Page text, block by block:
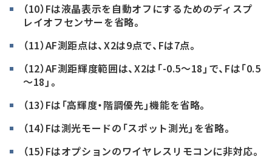
（10）Fは液晶表示を自動オフにするためのディスプ
レイオフセンサーを省略。
（11）AF測距点は、X2は9点で、Fは7点。
（12）AF測距輝度範囲は、X2は「-0.5～18」で、Fは「0.5
～18」。
（13）Fは「高輝度・階調優先」機能を省略。
（14）Fは測光モードの「スポット測光」を省略。
（15）Fはオプションのワイヤレスリモコンに非対応。